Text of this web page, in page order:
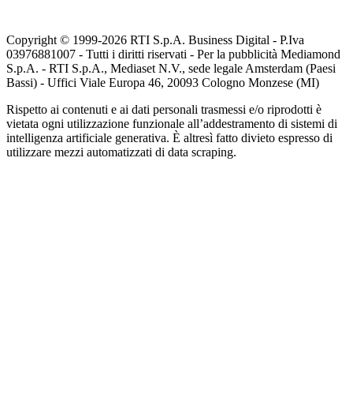
Copyright © 1999-2026 RTI S.p.A. Business Digital - P.Iva
03976881007 - Tutti i diritti riservati - Per la pubblicità Mediamond
S.p.A. - RTI S.p.A., Mediaset N.V., sede legale Amsterdam (Paesi
Bassi) - Uffici Viale Europa 46, 20093 Cologno Monzese (MI)
Rispetto ai contenuti e ai dati personali trasmessi e/o riprodotti è
vietata ogni utilizzazione funzionale all’addestramento di sistemi di
intelligenza artificiale generativa. È altresì fatto divieto espresso di
utilizzare mezzi automatizzati di data scraping.